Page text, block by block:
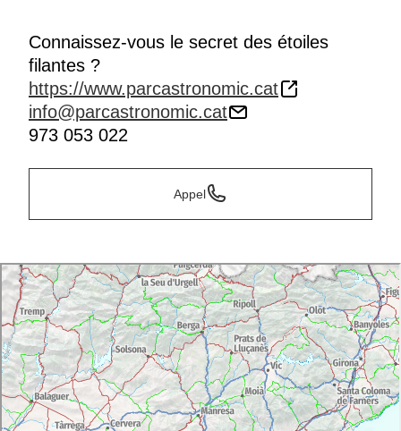
Connaissez-vous le secret des étoiles
filantes ?
https://www.parcastronomic.cat
info@parcastronomic.cat
973 053 022
Appel